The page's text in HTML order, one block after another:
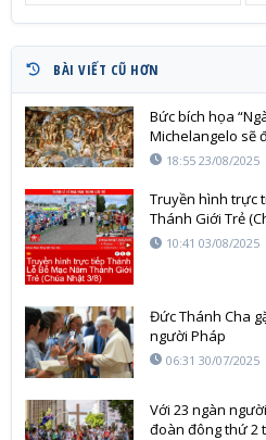
BÀI VIẾT CŨ HƠN
Bức bích họa
Michelangelo sẽ
18:55 23/08/2025
Truyền hình trực
Thánh Giới Trẻ
10:41 03/08/2025
Đức Thánh Cha
người Pháp
06:31 30/07/2025
Với 23 ngàn
đoàn đông thứ 2